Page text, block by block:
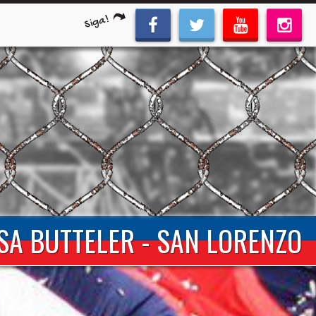
Siga!
BUTTELER - SAN LORENZO